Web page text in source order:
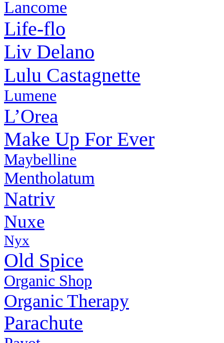
Lancome
Life-flo
Liv Delano
Lulu Castagnette
Lumene
L’Orea
Make Up For Ever
Maybelline
Mentholatum
Natriv
Nuxe
Nyx
Old Spice
Organic Shop
Organic Therapy
Parachute